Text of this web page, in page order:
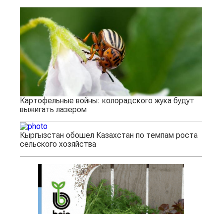
Картофельные войны: колорадского жука будут
выжигать лазером
Кыргызстан обошел Казахстан по темпам роста
сельского хозяйства